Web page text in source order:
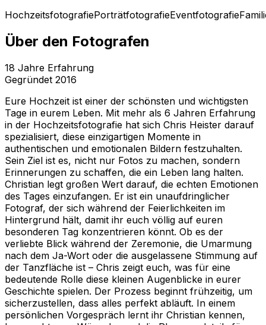
HochzeitsfotografiePorträtfotografieEventfotografie
Über den Fotografen
18 Jahre Erfahrung
Gegründet 2016
Eure Hochzeit ist einer der schönsten und wichtigsten
Tage in eurem Leben. Mit mehr als 6 Jahren Erfahrung
in der Hochzeitsfotografie hat sich Chris Heister darauf
spezialisiert, diese einzigartigen Momente in
authentischen und emotionalen Bildern festzuhalten.
Sein Ziel ist es, nicht nur Fotos zu machen, sondern
Erinnerungen zu schaffen, die ein Leben lang halten.
Christian legt großen Wert darauf, die echten Emotionen
des Tages einzufangen. Er ist ein unaufdringlicher
Fotograf, der sich während der Feierlichkeiten im
Hintergrund hält, damit ihr euch völlig auf euren
besonderen Tag konzentrieren könnt. Ob es der
verliebte Blick während der Zeremonie, die Umarmung
nach dem Ja-Wort oder die ausgelassene Stimmung auf
der Tanzfläche ist – Chris zeigt euch, was für eine
bedeutende Rolle diese kleinen Augenblicke in eurer
Geschichte spielen. Der Prozess beginnt frühzeitig, um
sicherzustellen, dass alles perfekt abläuft. In einem
persönlichen Vorgespräch lernt ihr Christian kennen,